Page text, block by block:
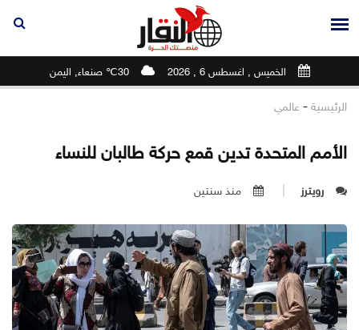
الخميس , اغسطس 6 , 2026 30℃ صنعاء, اليمن
الرئيسية - عالمي
الأمم المتحدة تدين قمع حركة طالبان للنساء
رويترز منذ سنتين